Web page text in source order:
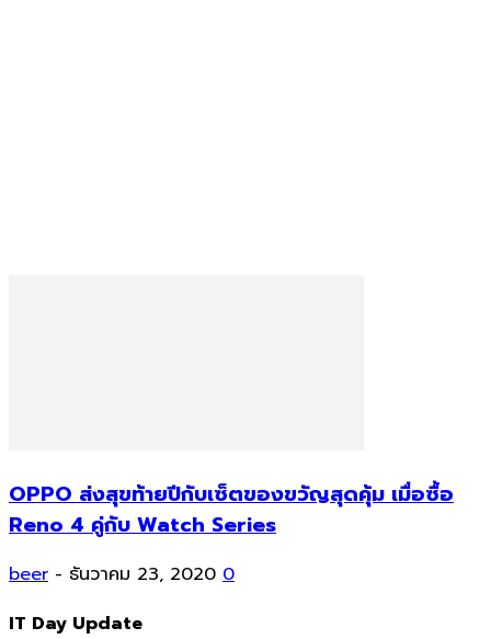
OPPO ส่งสุขท้ายปีกับเซ็ตของขวัญสุดคุ้ม เมื่อซื้อ
Reno 4 คู่กับ Watch Series
beer - ธันวาคม 23, 2020 0
IT Day Update